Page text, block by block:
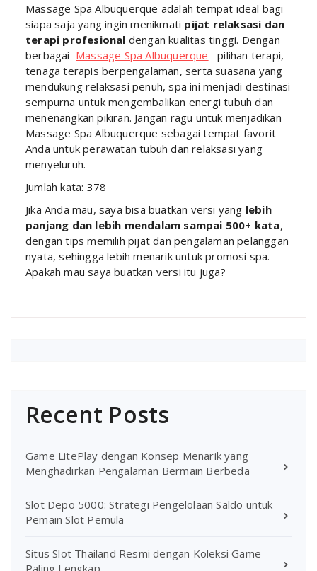
Massage Spa Albuquerque adalah tempat ideal bagi
siapa saja yang ingin menikmati pijat relaksasi dan
terapi profesional dengan kualitas tinggi. Dengan
berbagai Massage Spa Albuquerque pilihan terapi,
tenaga terapis berpengalaman, serta suasana yang
mendukung relaksasi penuh, spa ini menjadi destinasi
sempurna untuk mengembalikan energi tubuh dan
menenangkan pikiran. Jangan ragu untuk menjadikan
Massage Spa Albuquerque sebagai tempat favorit
Anda untuk perawatan tubuh dan relaksasi yang
menyeluruh.
Jumlah kata: 378
Jika Anda mau, saya bisa buatkan versi yang lebih
panjang dan lebih mendalam sampai 500+ kata,
dengan tips memilih pijat dan pengalaman pelanggan
nyata, sehingga lebih menarik untuk promosi spa.
Apakah mau saya buatkan versi itu juga?
Recent Posts
Game LitePlay dengan Konsep Menarik yang
Menghadirkan Pengalaman Bermain Berbeda
Slot Depo 5000: Strategi Pengelolaan Saldo untuk
Pemain Slot Pemula
Situs Slot Thailand Resmi dengan Koleksi Game
Paling Lengkap